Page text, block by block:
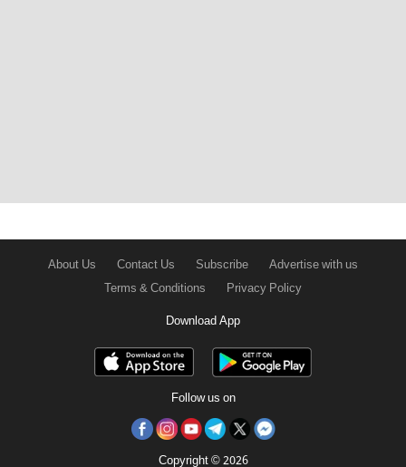
About Us Contact Us Subscribe
Advertise with us
Terms & Conditions
Privacy Policy
Download App
Follow us on
Copyright © 2026